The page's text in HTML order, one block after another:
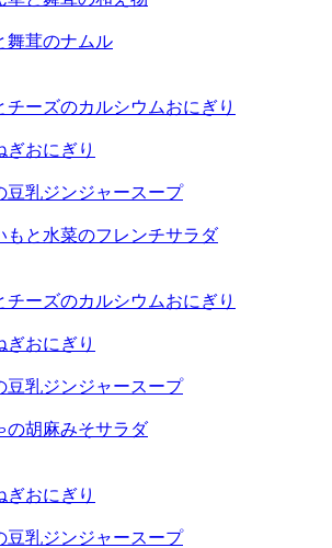
舞茸のナムル
チーズのカルシウムおにぎり
ぎおにぎり
豆乳ジンジャースープ
もと水菜のフレンチサラダ
チーズのカルシウムおにぎり
ぎおにぎり
豆乳ジンジャースープ
の胡麻みそサラダ
ぎおにぎり
豆乳ジンジャースープ